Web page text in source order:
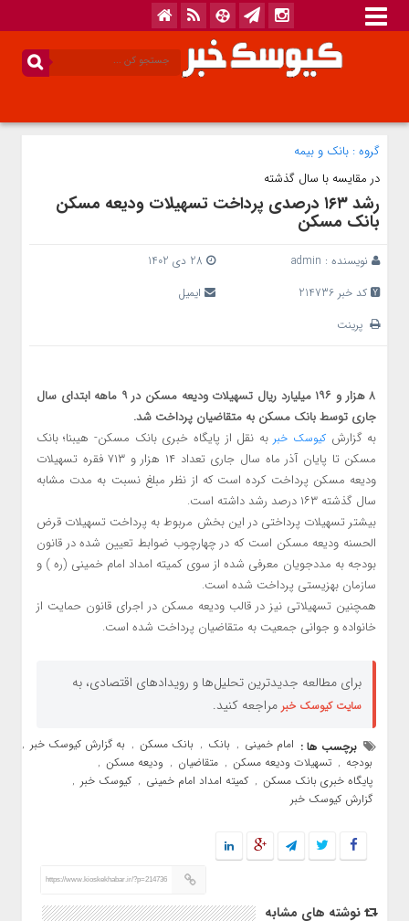
گروه : بانک‌ و بیمه
در مقایسه با سال گذشته
رشد ۱۶۳ درصدی پرداخت تسهیلات ودیعه مسکن
بانک مسکن
نویسنده : admin
کد خبر 214736
ایمیل
پرینت
۸ هزار و ۱۹۶ میلیارد ریال تسهیلات ودیعه مسکن در ۹ ماهه ابتدای سال
جاری توسط بانک مسکن به متقاضیان پرداخت شد.
به گزارش کیوسک خبر به نقل از پایگاه خبری بانک مسکن- هیبنا؛ بانک
مسکن تا پایان آذر ماه سال جاری تعداد ۱۴ هزار و ۷۱۳ فقره تسهیلات
ودیعه مسکن پرداخت کرده است که از نظر مبلغ نسبت به مدت مشابه
سال گذشته ۱۶۳ درصد رشد داشته است.
بیشتر تسهیلات پرداختی در این بخش مربوط به پرداخت تسهیلات قرض
الحسنه ودیعه مسکن است که در چهارچوب ضوابط تعیین شده در قانون
بودجه به مددجویان معرفی شده از سوی کمیته امداد امام خمینی (ره ) و
سازمان بهزیستی پرداخت شده است.
همچنین تسهیلاتی نیز در قالب ودیعه مسکن در اجرای قانون حمایت از
خانواده و جوانی جمعیت به متقاضیان پرداخت شده است.
برای مطالعه جدیدترین تحلیل‌ها و رویدادهای اقتصادی، به
سایت کیوسک خبر مراجعه کنید.
برچسب ها : امام خمینی , بانک , بانک مسکن , به گزارش کیوسک خبر ,
بودجه , تسهیلات ودیعه مسکن , متقاضیان , ودیعه مسکن ,
پایگاه خبری بانک مسکن , کمیته امداد امام خمینی , کیوسک خبر ,
گزارش کیوسک خبر
https://www.kioskekhabar.ir/?p=214736
نوشته های مشابه